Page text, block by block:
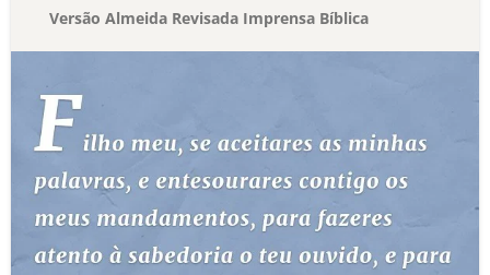
Versão Almeida Revisada Imprensa Bíblica